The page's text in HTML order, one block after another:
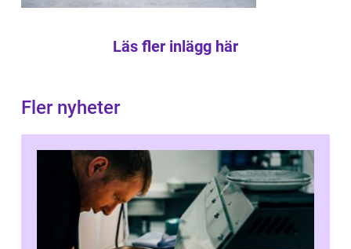
Läs fler inlägg här
Fler nyheter